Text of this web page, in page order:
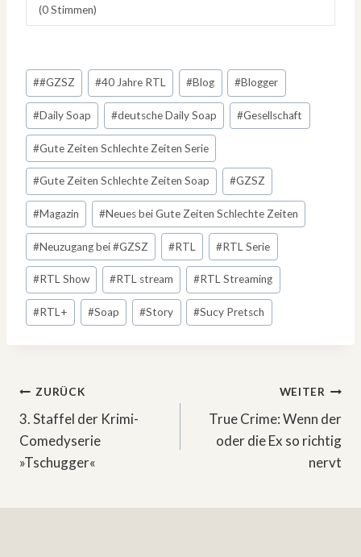
(0Stimmen)
Schlagworte:
##GZSZ #40 Jahre RTL #Blog #Blogger
#Daily Soap #deutsche Daily Soap #Gesellschaft
#Gute Zeiten Schlechte Zeiten Serie
#Gute Zeiten Schlechte Zeiten Soap #GZSZ
#Magazin #Neues bei Gute Zeiten Schlechte Zeiten
#Neuzugang bei #GZSZ #RTL #RTL Serie
#RTL Show #RTL stream #RTL Streaming
#RTL+ #Soap #Story #Sucy Pretsch
Beitragsnavigation
ZURÜCK
3. Staffel der Krimi-
Comedyserie
»Tschugger«
WEITER
True Crime: Wenn der
oder die Ex so richtig
nervt